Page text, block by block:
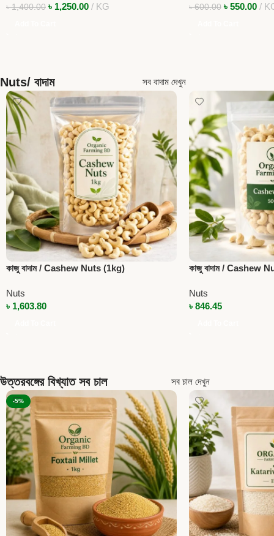
৳1,400.00 ৳ 1,250.00 KG ৳600.00 ৳ 550.00
Nuts/ বাদাম সব বাদাম দেখুন
কাজু বাদাম / Cashew Nuts (1kg)
Nuts
৳ 1,603.80
কাজু বাদাম / Cashew
Nuts
৳ 846.45
উত্তরবঙ্গের বিখ্যাত সব চাল সব চাল দেখুন
-5%